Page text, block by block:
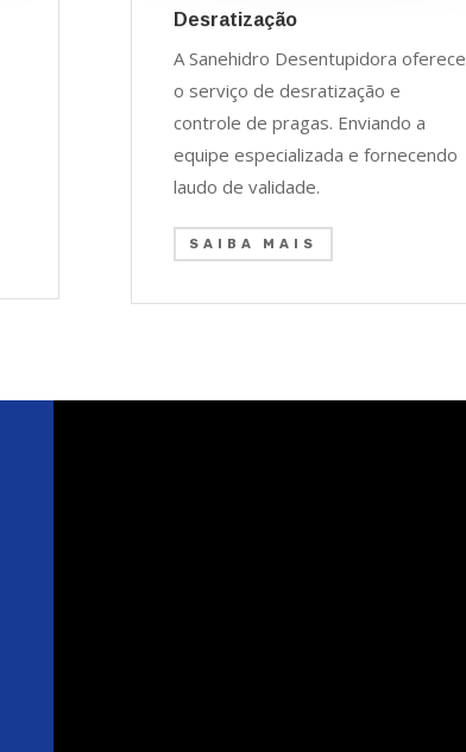
Desratização
A Sanehidro Desentupidora oferece
o serviço de desratização e
controle de pragas. Enviando a
equipe especializada e fornecendo
laudo de validade.
SAIBA MAIS